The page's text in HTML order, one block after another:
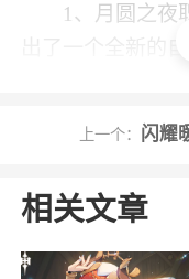
1、月圆之夜
出了一个全新的
选择体验，是非
2、魔法师有
上一个： 闪耀
相关文章